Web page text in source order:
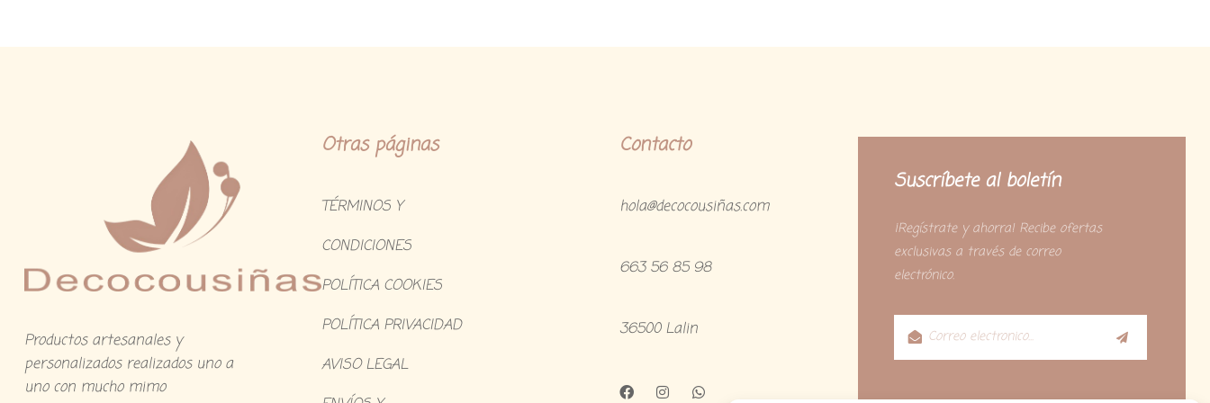
Productos artesanales y
personalizados realizados uno a
uno con mucho mimo
Otras páginas
TÉRMINOS Y
CONDICIONES
POLÍTICA COOKIES
POLÍTICA PRIVACIDAD
AVISO LEGAL
Contacto
hola@decocousiñas.com
663 56 85 98
36500 Lalin
Suscríbete al boletín
¡Regístrate y ahorra! Recibe ofertas
exclusivas a través de correo
electrónico.